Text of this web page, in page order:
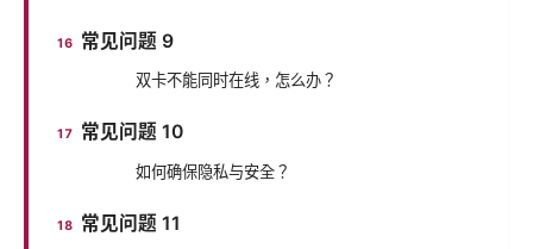
常见问题 9
双卡不能同时在线，怎么办？
常见问题 10
如何确保隐私与安全？
常见问题 11